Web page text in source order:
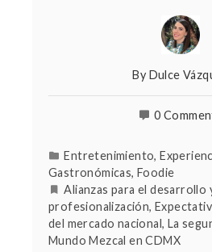
By Dulce
0
Entretenimiento,
Gastronómicas,Foodie
Alianzas para el desarrollo
profesionalización,
del mercado nacional, La
Mundo Mezcal en CDMX